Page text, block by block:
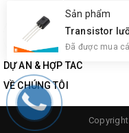
DỰ ÁN & HỢP TÁC
VỀ CHÚNG TÔI
Sản phẩm
Đã được mua